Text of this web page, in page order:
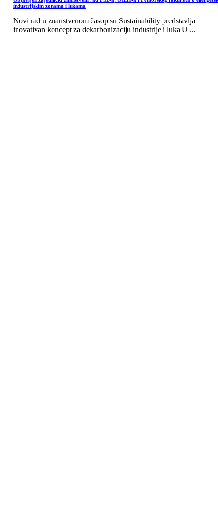
industrijskim zonama i lukama
Novi rad u znanstvenom časopisu Sustainability predstavlja
inovativan koncept za dekarbonizaciju industrije i luka U ...